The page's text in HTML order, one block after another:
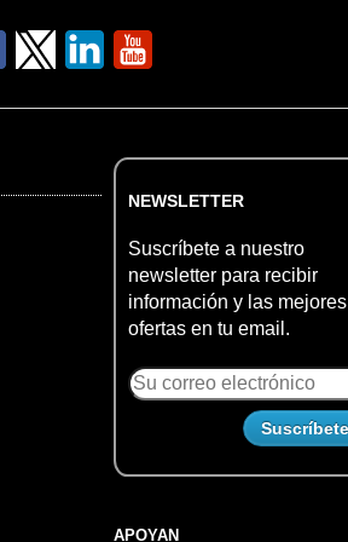
NEWSLETTER
Suscríbete a nuestro
newsletter para recibir
información y las mejores
ofertas en tu email.
APOYAN